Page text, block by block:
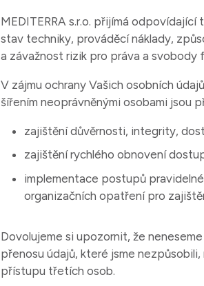
MEDITERRA s.r.o. přijímá odpovídající
stav techniky, prováděcí náklady,
a závažnost rizik pro práva a svobody
V zájmu ochrany Vašich osobních
šířením neoprávněnými osobami jsou
zajištění důvěrnosti, integrity,
zajištění rychlého obnovení
implementace postupů
organizačních opatření pro
Dovolujeme si upozornit, že
přenosu údajů, které jsme
přístupu třetích osob.